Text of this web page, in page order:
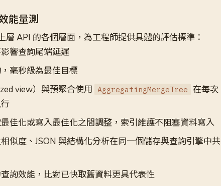
能量測
API 的各個層面，為工程師提供具體的評估標準：
響查詢尾端延遲
毫秒級為最佳目標
view）與預聚合使用 AggregatingMergeTree 在每次
最佳化或寫入最佳化之間調整，索引維護不阻塞資料寫入
似度、JSON 與結構化分析在同一個儲存與查詢引擎中共
詢效能，比對已快取舊資料更具代表性